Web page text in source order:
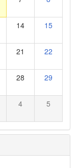
14 15
21 22
28 29
4 5